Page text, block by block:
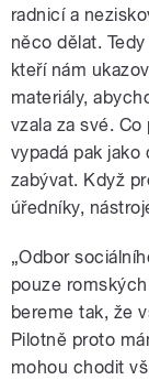
radnicí a
něco dělat.
kteří nám
materiály,
vzala za své.
vypadá pak
zabývat. Když
úředníky,
„Odbor
pouze
bereme tak, že
Pilotně proto
mohou chodit